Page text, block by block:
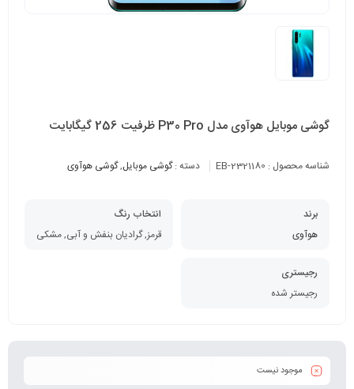
گوشی موبایل هوآوی مدل P30 Pro ظرفیت 256 گیگابایت
شناسه محصول : EB-2321180 دسته :گوشی موبایل,گوشی هوآوی
برند
هوآوی
انتخاب رنگ
آئورا, سفید, قرمز, گرادیان بنفش و آبی, مشکی
رجیستری
رجیستر شده
موجود نیست